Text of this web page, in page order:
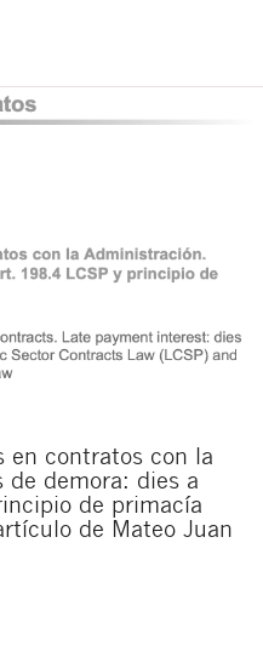
en contratos con la
demora: dies a
de primacía
de Mateo Juan